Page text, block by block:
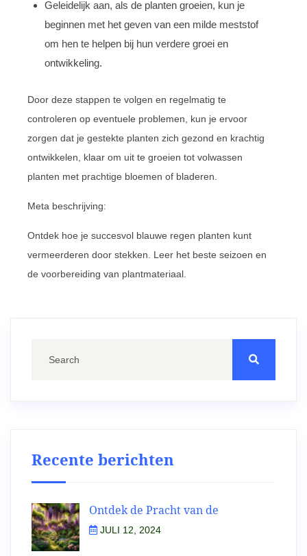
Geleidelijk aan, als de planten groeien, kun je
beginnen met het geven van een milde meststof
om hen te helpen bij hun verdere groei en
ontwikkeling.
Door deze stappen te volgen en regelmatig te
controleren op eventuele problemen, kun je ervoor
zorgen dat je gestekte planten zich gezond en krachtig
ontwikkelen, klaar om uit te groeien tot volwassen
planten met prachtige bloemen of bladeren.
Meta beschrijving:
Ontdek hoe je succesvol blauwe regen planten kunt
vermeerderen door stekken. Leer het beste seizoen en
de voorbereiding van plantmateriaal.
Recente berichten
Ontdek de Pracht van de
JULI 12, 2024